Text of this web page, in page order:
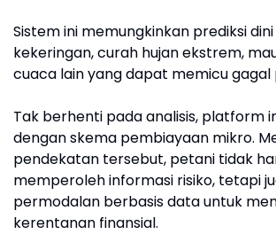
Sistem ini memungkinkan prediksi
kekeringan, curah hujan ekstrem,
cuaca lain yang dapat memicu gagal
Tak berhenti pada analisis, platform
dengan skema pembiayaan mikro.
pendekatan tersebut, petani tidak
memperoleh informasi risiko, tetapi
permodalan berbasis data untuk
kerentanan finansial.